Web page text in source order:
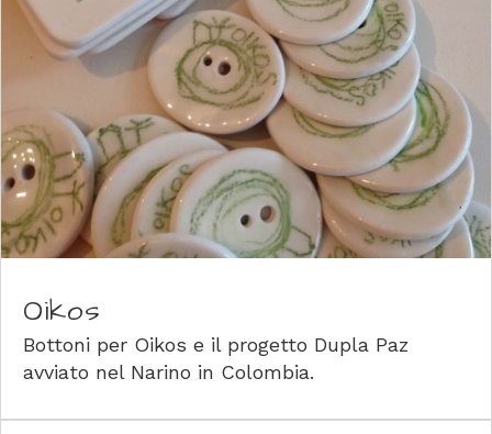
Oikos
Bottoni per Oikos e il progetto Dupla Paz
avviato nel Narino in Colombia.